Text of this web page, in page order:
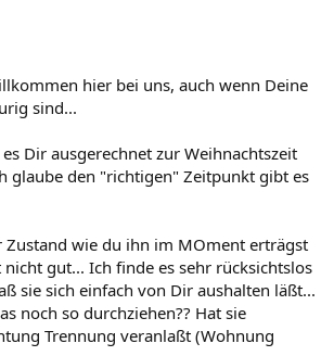
hier bei uns, auch wenn Deine
sind...
Dir ausgerechnet zur Weihnachtszeit
glaube den "richtigen" Zeitpunkt gibt es
Zustand wie du ihn im MOment erträgst
gut... Ich finde es sehr rücksichtslos
sie sich einfach von Dir aushalten läßt...
noch so durchziehen?? Hat sie
Trennung veranlaßt (Wohnung